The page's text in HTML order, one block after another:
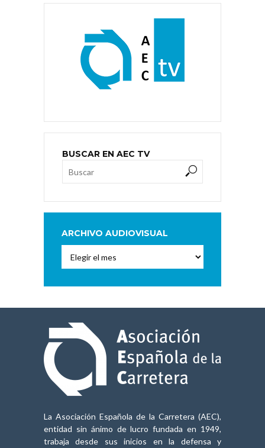
BUSCAR EN AEC TV
ARCHIVO AUDIOVISUAL
Audiovisual
La Asociación Española de la Carretera (AEC),
entidad sin ánimo de lucro fundada en 1949,
trabaja desde sus inicios en la defensa y